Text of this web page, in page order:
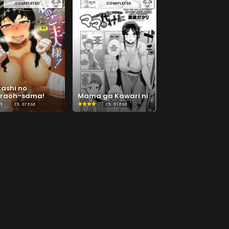
COMPLETED
no
sama!
Ch. 07 End
COMPLETED
Mama ga Kawari ni
Ch. 01 End